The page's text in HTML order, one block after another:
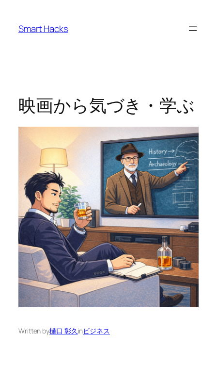
Smart Hacks
映画から気づき・学ぶ
Written by樋口 彰久 inビジネス